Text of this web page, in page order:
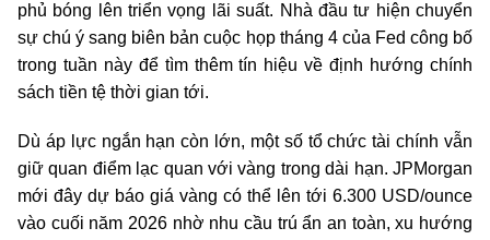
phủ bóng lên triển vọng lãi suất. Nhà đầu tư hiện chuyển
sự chú ý sang biên bản cuộc họp tháng 4 của Fed công bố
trong tuần này để tìm thêm tín hiệu về định hướng chính
sách tiền tệ thời gian tới.
Dù áp lực ngắn hạn còn lớn, một số tổ chức tài chính vẫn
giữ quan điểm lạc quan với vàng trong dài hạn. JPMorgan
mới đây dự báo giá vàng có thể lên tới 6.300 USD/ounce
vào cuối năm 2026 nhờ nhu cầu trú ẩn an toàn, xu hướng